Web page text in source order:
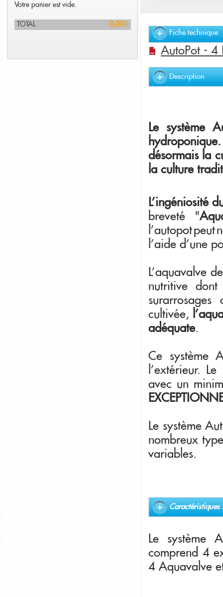
Fiche technique
AutoPot - 4
Description
Le système
désormais la
la culture
L'ingéniosité
breveté "
l'autopot peut
l'aide d'une
L'aquavalve
nutritive
cultivée,
adéquate.
Ce système
l'extérieur. Le
avec un
Le système
nombreux
variables.
Caractéristiques :
Le système
comprend 4
4 Aquavalve
Votre panier est vide.
TOTAL 0,00 €